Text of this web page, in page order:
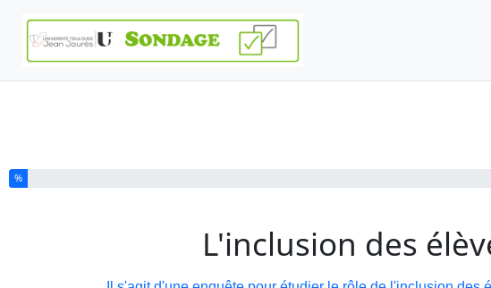
Vous avez complété % de ce questionnaire.
%
L'inclusion des